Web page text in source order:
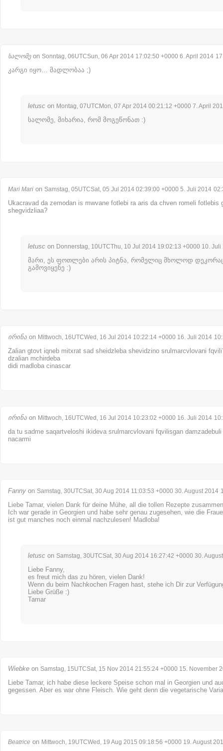
სალომეon Sonntag, 06UTCSun, 06 Apr 2014 17:02:50 +0000 6. April 2014
კარგი იყო… მადლობაა ;)
letusc on Montag, 07UTCMon, 07 Apr 2014 00:21:12 +0000 7. April
სალომე, მიხარია, რომ მოგეწონათ :)
Mari Mari on Samstag, 05UTCSat, 05 Jul 2014 02:39:00 +0000 5. Juli 2014
Ukacravad da zemodan is mwvane fotlebi ra aris da chven romeli fotlebis
shegvidzliaa?
letusc on Donnerstag, 10UTCThu, 10 Jul 2014 19:02:13 +0000 10. Juli
მარი, ეს ფოთლები არის პიტნა, რომელიც მხოლოდ
გამოვიყენე :)
ირინა on Mittwoch, 16UTCWed, 16 Jul 2014 10:22:14 +0000 16. Juli 2014
Zalian gtovt iqneb mitxrat sad sheidzleba shevidzino srulmarcvlovani
dzalian mchirdeba
didi madloba cinascar
ირინა on Mittwoch, 16UTCWed, 16 Jul 2014 10:23:02 +0000 16. Juli 2014
da tu sadme saqartveloshi ikideva srulmarcvlovani fqvilisgan
nacarmi
Fanny on Samstag, 30UTCSat, 30 Aug 2014 11:03:53 +0000 30. August 2014
Liebe Tamar, vielen Dank für deine Mühe, all die tollen Rezepte
Ich war gerade in Georgien und habe sehr genau zugesehen, wie die
ist gut manches noch einmal nachzulesen! Madloba!
letusc on Samstag, 30UTCSat, 30 Aug 2014 16:27:42 +0000 30.
Liebe Fanny,
es freut mich das zu hören, vielen Dank!
Wenn du beim Nachkochen Fragen hast, stehe ich Dir zur
Liebe Grüße :)
Tamar
Wiebke on Samstag, 15UTCSat, 15 Nov 2014 21:55:24 +0000 15. November
Liebe Tamar, ich habe diese leckere Speise schon mal in Georgien und
gegessen. Aber es war ohne Fleisch. Wie geht denn die vegetarische
Beatrice on Mittwoch, 19UTCWed, 19 Aug 2015 09:18:56 +0000 19. August